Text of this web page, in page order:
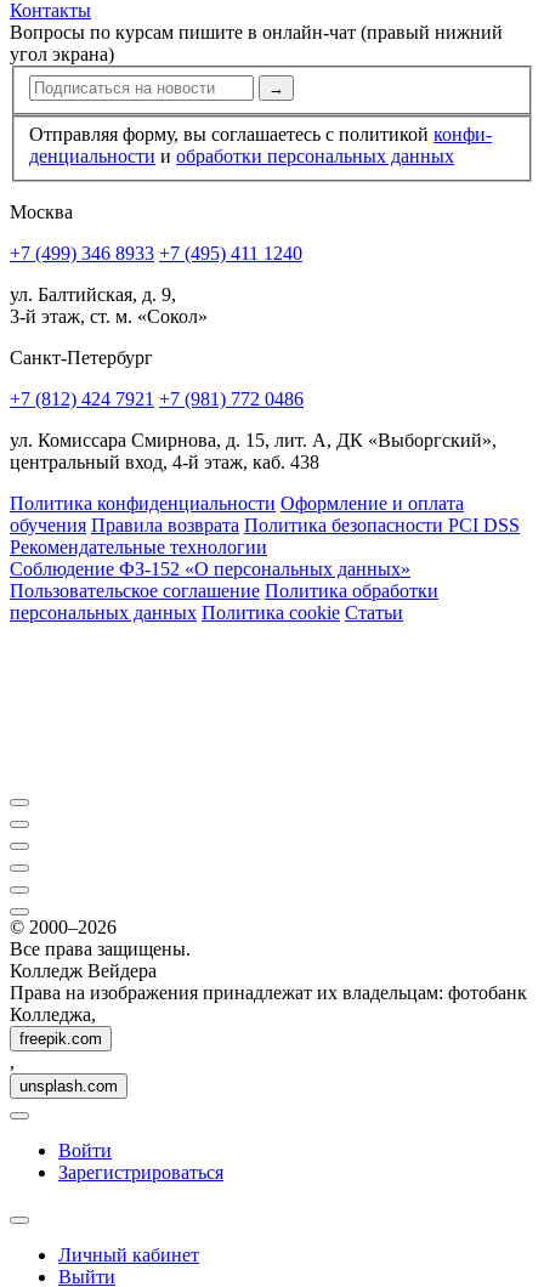
Контакты
Вопросы по курсам пишите в онлайн-чат (правый нижний
угол экрана)
→
Отправляя форму, вы соглашаетесь с политикой конфи­
ден­циальности и обработки персональных данных
Москва
+7 (499) 346 8933 +7 (495) 411 1240
ул. Балтийская, д. 9,
3-й этаж, ст. м. «Сокол»
Санкт-Петербург
+7 (812) 424 7921 +7 (981) 772 0486
ул. Комиссара Смирнова, д. 15, лит. А, ДК «Выборгский»,
центральный вход, 4-й этаж, каб. 438
Политика конфиденциальности Оформление и оплата
обучения Правила возврата Политика безопасности PCI DSS
Рекомендательные технологии
Соблюдение ФЗ-152 «О персональ­ных данных»
Пользовательское соглашение Политика обработки
персональных данных Политика cookie Статьи
© 2000–2026
Все права защищены.
Колледж Вейдера
Права на изображения принадлежат их владельцам: фотобанк
Колледжа,
freepik.com
,
unsplash.com
Войти
Зарегистрироваться
Личный кабинет
Выйти